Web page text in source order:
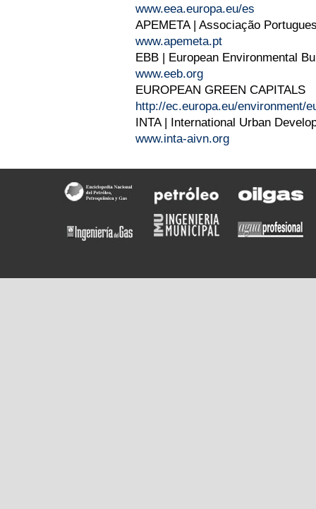
www.eea.europa.eu/es
APEMETA | Associação
www.apemeta.pt
EBB | European Environmental
www.eeb.org
EUROPEAN GREEN CAPITALS
http://ec.europa.eu/environment/
INTA | International Urban
www.inta-aivn.org